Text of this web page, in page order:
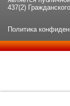
437(2)
Политика